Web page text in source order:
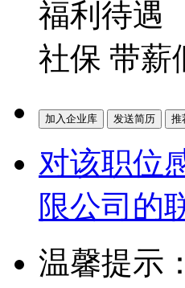
福利待遇
社保 带薪
对该职位
限公司的
温馨提示